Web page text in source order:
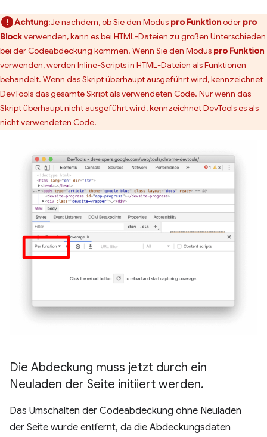
Achtung:Je nachdem, ob Sie den Modus pro Funktionoder pro
Blockverwenden, kann es bei HTML-Dateien zu großen Unterschieden
bei der Codeabdeckung kommen. Wenn Sie den Modus pro Funktion
verwenden, werden Inline-Scripts in HTML-Dateien als Funktionen
behandelt. Wenn das Skript überhaupt ausgeführt wird, kennzeichnet
DevTools das gesamte Skript als verwendeten Code. Nur wenn das
Skript überhaupt nicht ausgeführt wird, kennzeichnet DevTools es als
nicht verwendeten Code.
Die Abdeckung muss jetzt durch ein
Neuladen der Seite initiiert werden.
Das Umschalten der Codeabdeckung ohne Neuladen
der Seite wurde entfernt, da die Abdeckungsdaten